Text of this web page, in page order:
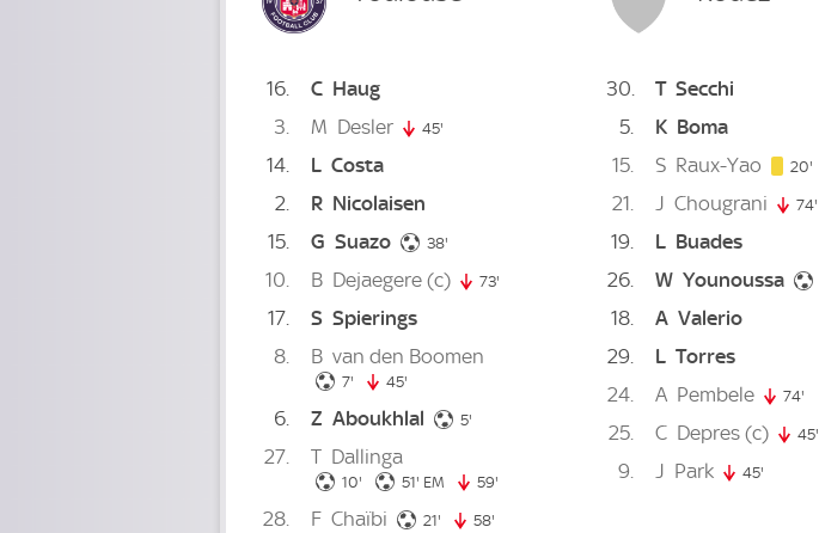
16 C Haug
3
M Desler 45'
14 L Costa
2
R Nicolaisen
15
G Suazo 38'
10 B Dejaegere(c) 73'
17 S Spierings
8
B van den Boomen
7' 7. minute
45'
6 Z Aboukhlal 5'
27 T Dallinga
10' 10. minute
51' 51. minute
EM 59'
28 F Chaïbi 21' 21. minute
58'
30 T Secchi
5
K Boma
15
S Raux-Yao 20'
21 J Chougrani 74'
19 L Buades
26
W Younoussa
18 A Valerio
29
L Torres
24
A Pembele 74'
25 C Depres(c) 45'
9 J Park 45'